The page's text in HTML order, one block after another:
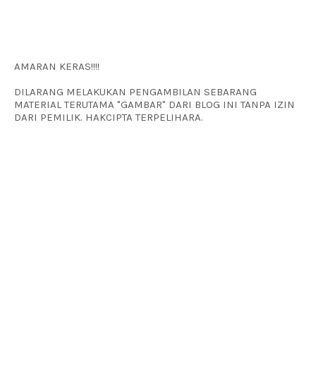
AMARAN KERAS!!!!
DILARANG MELAKUKAN PENGAMBILAN SEBARANG
MATERIAL TERUTAMA "GAMBAR" DARI BLOG INI TANPA IZIN
DARI PEMILIK. HAKCIPTA TERPELIHARA.